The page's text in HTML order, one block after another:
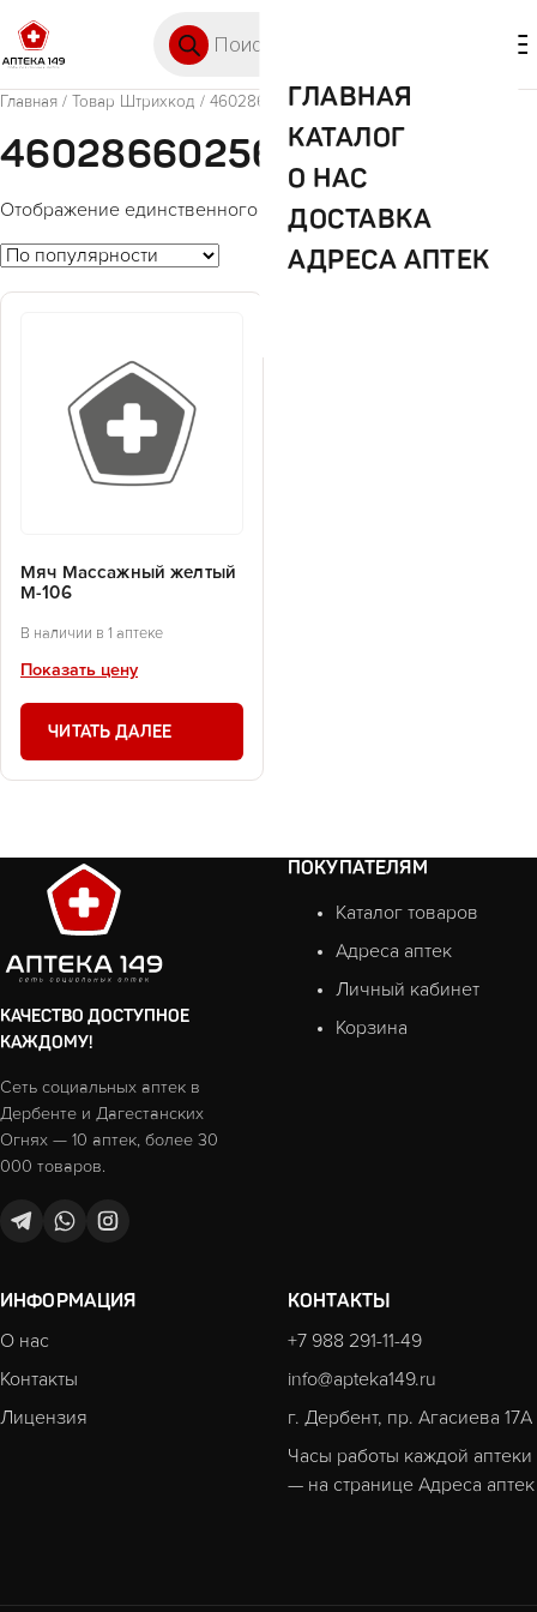
ГЛАВНАЯ
КАТАЛОГ
О НАС
ДОСТАВКА
АДРЕСА АПТЕК
Главная / Товар Штрихкод / 4602866025652
4602866025652
Отображение единственного товара
Мяч Массажный желтый
М-106
В наличии в 1 аптеке
Показать цену
ЧИТАТЬ ДАЛЕЕ
КАЧЕСТВО ДОСТУПНОЕ
КАЖДОМУ!
Сеть социальных аптек в
Дербенте и Дагестанских
Огнях — 10 аптек, более 30
000 товаров.
ПОКУПАТЕЛЯМ
Каталог товаров
Адреса аптек
Личный кабинет
Корзина
ИНФОРМАЦИЯ
О нас
Контакты
Лицензия
КОНТАКТЫ
+7 988 291-11-49
info@apteka149.ru
г. Дербент, пр. Агасиева 17А
Часы работы каждой аптеки
— на странице Адреса аптек